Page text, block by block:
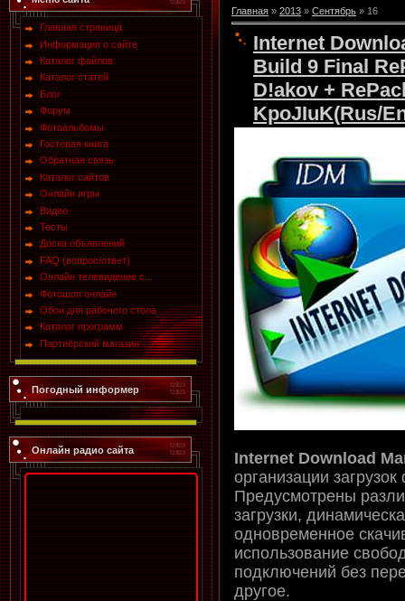
Главная страница
Информация о сайте
Каталог файлов
Каталог статей
Блог
Форум
Фотоальбомы
Гостевая книга
Обратная связь
Каталог сайтов
Онлайн игры
Видео
Тесты
Доска объявлений
FAQ (вопрос/ответ)
Онлайн телевидение с...
Фотошоп онлайн
Обои для рабочего стола
Каталог программ
Партнёрский магазин ...
Погодный информер
Онлайн радио сайта
Главная » 2013 » Сентябрь » 16
Internet
Build 9 Final
D!akov +
KpoJIuK(Rus/
Internet Download
организации
Предусмотрены
загрузки,
одновременное
использование
подключений без
другое.